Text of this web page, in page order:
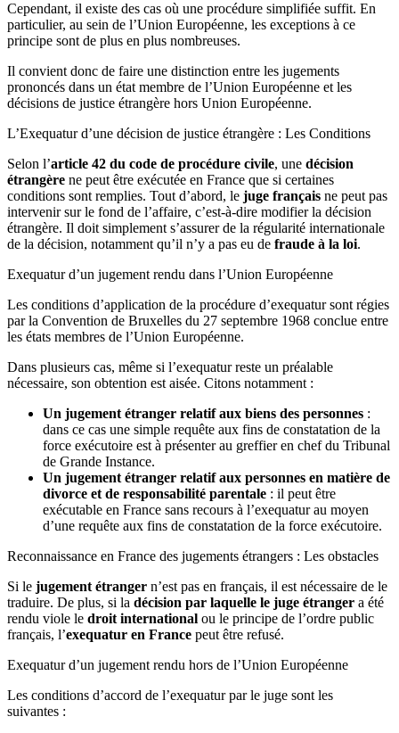
Cependant, il existe des cas où une procédure simplifiée suffit. En
particulier, au sein de l’Union Européenne, les exceptions à ce
principe sont de plus en plus nombreuses.
Il convient donc de faire une distinction entre les jugements
prononcés dans un état membre de l’Union Européenne et les
décisions de justice étrangère hors Union Européenne.
L’Exequatur d’une décision de justice étrangère : Les Conditions
Selon l’article 42 du code de procédure civile, une décision
étrangère ne peut être exécutée en France que si certaines
conditions sont remplies. Tout d’abord, le juge français ne peut pas
intervenir sur le fond de l’affaire, c’est-à-dire modifier la décision
étrangère. Il doit simplement s’assurer de la régularité internationale
de la décision, notamment qu’il n’y a pas eu de fraude à la loi.
Exequatur d’un jugement rendu dans l’Union Européenne
Les conditions d’application de la procédure d’exequatur sont régies
par la Convention de Bruxelles du 27 septembre 1968 conclue entre
les états membres de l’Union Européenne.
Dans plusieurs cas, même si l’exequatur reste un préalable
nécessaire, son obtention est aisée. Citons notamment :
Un jugement étranger relatif aux biens des personnes :
dans ce cas une simple requête aux fins de constatation de la
force exécutoire est à présenter au greffier en chef du Tribunal
de Grande Instance.
Un jugement étranger relatif aux personnes en matière de
divorce et de responsabilité parentale : il peut être
exécutable en France sans recours à l’exequatur au moyen
d’une requête aux fins de constatation de la force exécutoire.
Reconnaissance en France des jugements étrangers : Les obstacles
Si le jugement étranger n’est pas en français, il est nécessaire de le
traduire. De plus, si la décision par laquelle le juge étranger a été
rendu viole le droit international ou le principe de l’ordre public
français, l’exequatur en France peut être refusé.
Exequatur d’un jugement rendu hors de l’Union Européenne
Les conditions d’accord de l’exequatur par le juge sont les
suivantes :